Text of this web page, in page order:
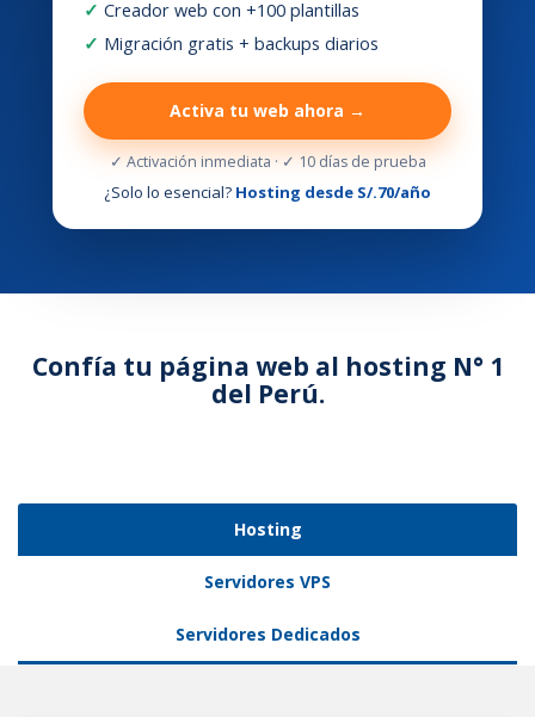
✓ Creador web con +100 plantillas
✓ Migración gratis + backups diarios
Activa tu web ahora →
✓ Activación inmediata · ✓ 10 días de prueba
¿Solo lo esencial? Hosting desde S/.70/año
Confía tu página web al hosting N° 1
del Perú.
Hosting
Servidores VPS
Servidores Dedicados